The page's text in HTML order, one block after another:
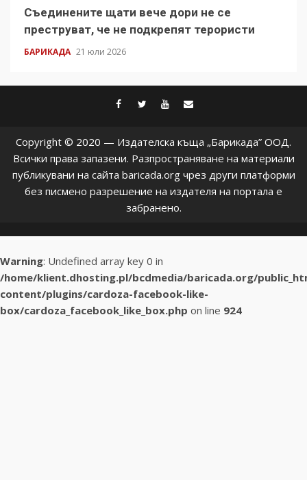
Съединените щати вече дори не се
преструват, че не подкрепят терористи
БАРИКАДА 21 юли 2026
facebook
twitter
youtube
Copyright © 2020 — Издателска къща „Барикада” ООД.
Всички права запазени. Разпространяване на материали
публикувани на сайта baricada.org чрез други платформи
без писмено разрешение на издателя на портала е
забранено.
Warning: Undefined array key 0 in
/home/klient.dhosting.pl/bcdmedia/baricada.org/
content/plugins/cardoza-facebook-like-
box/cardoza_facebook_like_box.php on line 924